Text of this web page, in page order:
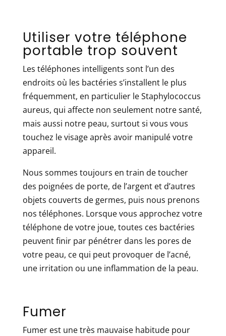
Utiliser votre téléphone
portable trop souvent
Les téléphones intelligents sont l’un des
endroits où les bactéries s’installent le plus
fréquemment, en particulier le Staphylococcus
aureus, qui affecte non seulement notre santé,
mais aussi notre peau, surtout si vous vous
touchez le visage après avoir manipulé votre
appareil.
Nous sommes toujours en train de toucher
des poignées de porte, de l’argent et d’autres
objets couverts de germes, puis nous prenons
nos téléphones. Lorsque vous approchez votre
téléphone de votre joue, toutes ces bactéries
peuvent finir par pénétrer dans les pores de
votre peau, ce qui peut provoquer de l’acné,
une irritation ou une inflammation de la peau.
Fumer
Fumer est une très mauvaise habitude pour